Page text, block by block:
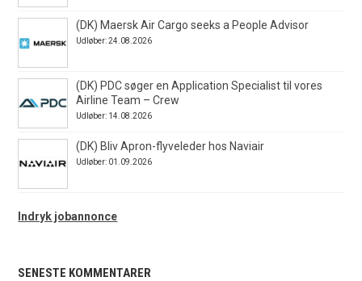
(DK) Maersk Air Cargo seeks a People Advisor
Udløber: 24.08.2026
(DK) PDC søger en Application Specialist til vores
Airline Team – Crew
Udløber: 14.08.2026
(DK) Bliv Apron-flyveleder hos Naviair
Udløber: 01.09.2026
Indryk jobannonce
SENESTE KOMMENTARER